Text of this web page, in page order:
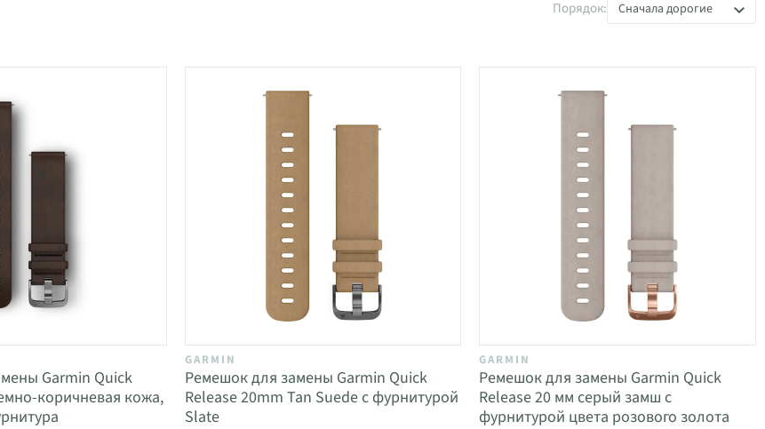
Порядок: Сначала дорогие
Garmin Quick
коричневая кожа,
GARMIN
Ремешок для замены Garmin Quick
Release 20mm Tan Suede с фурнитурой
Slate
GARMIN
Ремешок для замены Garmin Quick
Release 20 мм серый замш с
фурнитурой цвета розового золота